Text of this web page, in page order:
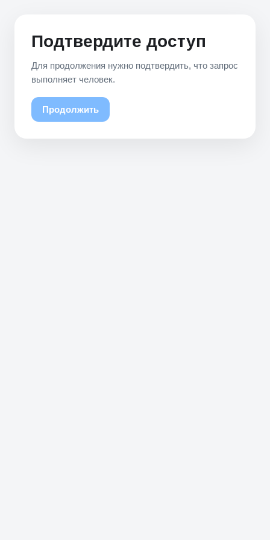
Подтвердите доступ
Для продолжения нужно подтвердить, что запрос
выполняет человек.
Продолжить